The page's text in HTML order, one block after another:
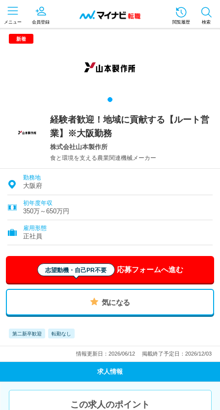
メニュー 会員登録 閲覧履歴 検索
新着
経験者歓迎！地域に貢献する【ルート営
業】※大阪勤務
株式会社山本製作所
食と環境を支える農業関連機械メーカー
勤務地
大阪府
初年度年収
350万～650万円
雇用形態
正社員
志望動機・自己PR不要 応募フォームへ進む
気になる
第二新卒歓迎 転勤なし
情報更新日：2026/06/12 掲載終了予定日：2026/12/03
求人情報
この求人のポイント